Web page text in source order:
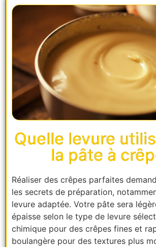
Quelle levure
la pâte à
Réaliser des crêpes parfaites
les secrets de préparation,
levure adaptée. Votre pâte sera
épaisse selon le type de levure
chimique pour des crêpes fines et
boulangère pour des textures plus